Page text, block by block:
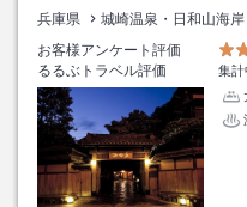
兵庫県 城崎温泉・日和山海岸
お客様アンケート評価
るるぶトラベル評価
集計